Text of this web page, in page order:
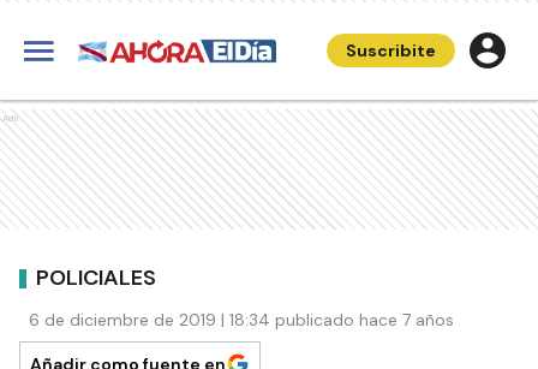
Suscribite
Ads
POLICIALES
6 de diciembre de 2019 | 18:34 publicado hace 7 años
Añadir como fuente en